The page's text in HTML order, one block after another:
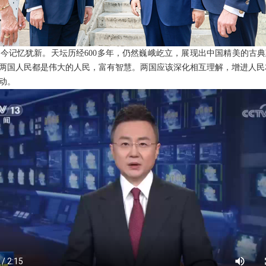
记忆犹新。天坛历经600多年，仍然巍峨屹立，展现出中国精美的古
国人民都是伟大的人民，富有智慧。两国应该深化相互理解，增进人
。